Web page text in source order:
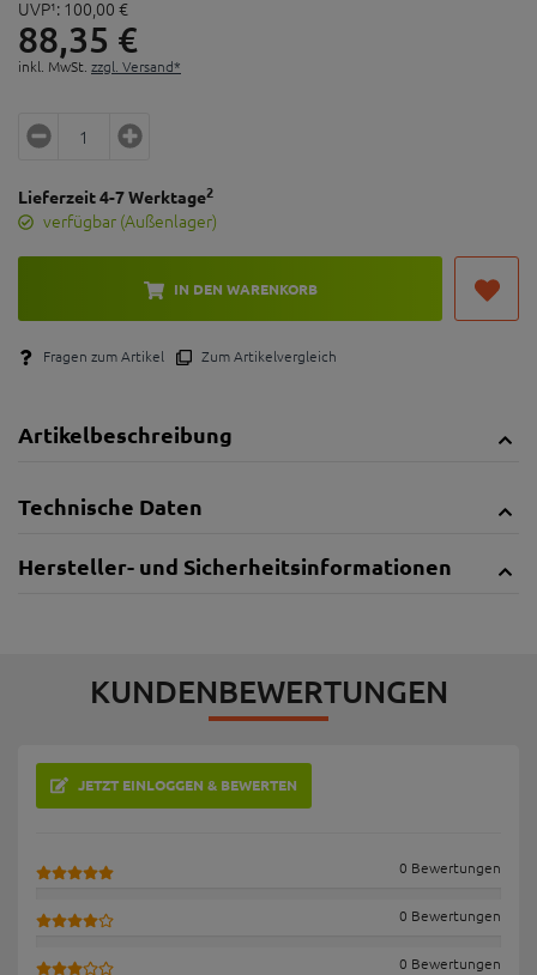
UVP¹: 100, 00 €
88,35 €
inkl. MwSt. zzgl. Versand*
Lieferzeit 4-7 Werktage2
verfügbar (Außenlager)
IN DEN WARENKORB
Fragen zum Artikel Zum Artikelvergleich
Artikelbeschreibung
Technische Daten
Hersteller- und Sicherheitsinformationen
KUNDENBEWERTUNGEN
JETZT EINLOGGEN & BEWERTEN
0 Bewertungen
0 Bewertungen
0 Bewertungen